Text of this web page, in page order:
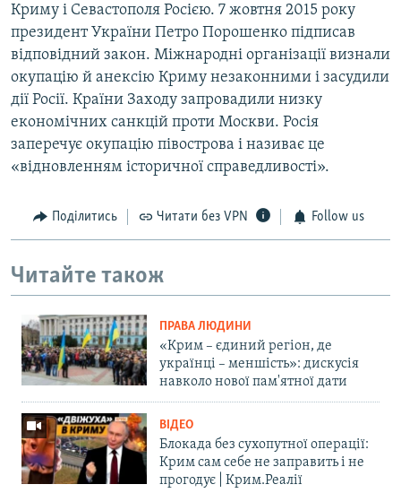
Криму і Севастополя Росією. 7 жовтня 2015 року
президент України Петро Порошенко підписав
відповідний закон. Міжнародні організації визнали
окупацію й анексію Криму незаконними і засудили
дії Росії. Країни Заходу запровадили низку
економічних санкцій проти Москви. Росія
заперечує окупацію півострова і називає це
«відновленням історичної справедливості».
Поділитись Читати без VPN Follow us
Читайте також
ПРАВА ЛЮДИНИ
«Крим – єдиний регіон, де
українці – меншість»: дискусія
навколо нової пам'ятної дати
ВІДЕО
Блокада без сухопутної операції:
Крим сам себе не заправить і не
прогодує | Крим.Реалії